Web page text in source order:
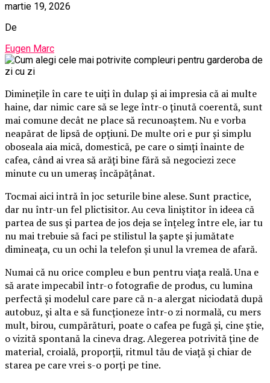
martie 19, 2026
De
Eugen Marc
Diminețile în care te uiți în dulap și ai impresia că ai multe
haine, dar nimic care să se lege într-o ținută coerentă, sunt
mai comune decât ne place să recunoaștem. Nu e vorba
neapărat de lipsă de opțiuni. De multe ori e pur și simplu
oboseala aia mică, domestică, pe care o simți înainte de
cafea, când ai vrea să arăți bine fără să negociezi zece
minute cu un umeraș încăpățânat.
Tocmai aici intră în joc seturile bine alese. Sunt practice,
dar nu într-un fel plictisitor. Au ceva liniștitor în ideea că
partea de sus și partea de jos deja se înțeleg între ele, iar tu
nu mai trebuie să faci pe stilistul la șapte și jumătate
dimineața, cu un ochi la telefon și unul la vremea de afară.
Numai că nu orice compleu e bun pentru viața reală. Una e
să arate impecabil într-o fotografie de produs, cu lumina
perfectă și modelul care pare că n-a alergat niciodată după
autobuz, și alta e să funcționeze într-o zi normală, cu mers
mult, birou, cumpărături, poate o cafea pe fugă și, cine știe,
o vizită spontană la cineva drag. Alegerea potrivită ține de
material, croială, proporții, ritmul tău de viață și chiar de
starea pe care vrei s-o porți pe tine.